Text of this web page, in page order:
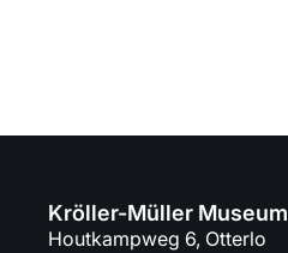
Kröller-Müller Museum
Houtkampweg 6, Otterlo